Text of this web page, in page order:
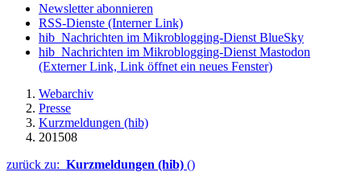
Newsletter abonnieren
RSS-Dienste (Interner Link)
hib_Nachrichten im Mikroblogging-Dienst BlueSky
hib_Nachrichten im Mikroblogging-Dienst Mastodon
(Externer Link, Link öffnet ein neues Fenster)
Webarchiv
Presse
Kurzmeldungen (hib)
201508
zurück zu: Kurzmeldungen (hib) ()